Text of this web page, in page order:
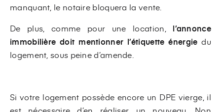
manquant, le notaire bloquera la vente.
De plus, comme pour une location, l’annonce
immobilière doit mentionner l’étiquette énergie du
logement, sous peine d’amende.
Si votre logement possède encore un DPE vierge, il